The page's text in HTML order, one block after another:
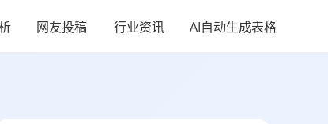
网友投稿 行业资讯 AI自动生成表格